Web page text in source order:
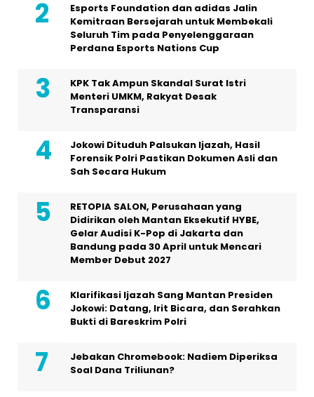
Esports Foundation dan adidas Jalin
Kemitraan Bersejarah untuk Membekali
Seluruh Tim pada Penyelenggaraan
Perdana Esports Nations Cup
KPK Tak Ampun Skandal Surat Istri
Menteri UMKM, Rakyat Desak
Transparansi
Jokowi Dituduh Palsukan Ijazah, Hasil
Forensik Polri Pastikan Dokumen Asli dan
Sah Secara Hukum
RETOPIA SALON, Perusahaan yang
Didirikan oleh Mantan Eksekutif HYBE,
Gelar Audisi K-Pop di Jakarta dan
Bandung pada 30 April untuk Mencari
Member Debut 2027
Klarifikasi Ijazah Sang Mantan Presiden
Jokowi: Datang, Irit Bicara, dan Serahkan
Bukti di Bareskrim Polri
Jebakan Chromebook: Nadiem Diperiksa
Soal Dana Triliunan?